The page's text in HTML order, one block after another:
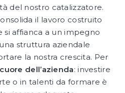
del nostro catalizzatore.
il lavoro costruito
affianca a un impegno
struttura aziendale
la nostra crescita. Per
dell’azienda: investire
o in talenti da formare è